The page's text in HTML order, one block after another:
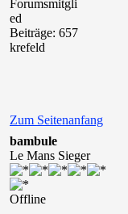
Forumsmitgli
ed
Beiträge: 657
krefeld
Zum Seitenanfang
bambule
Le Mans Sieger
Offline